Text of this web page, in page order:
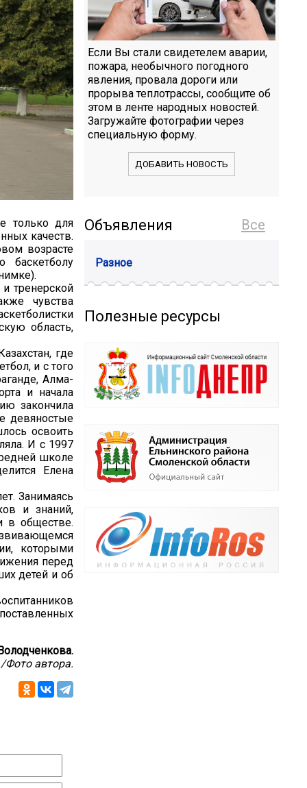
только для
качеств.
возрасте
тренерской
чувства
область,
где
и с того
Алма-
и начала
закончила
девяностые
освоить
И с 1997
школе
Елена
Занимаясь
и знаний,
в обществе.
которыми
перед
детей и об
/Фото автора.
Если Вы стали свидетелем аварии,
пожара, необычного погодного
явления, провала дороги или
прорыва теплотрассы, сообщите об
этом в ленте народных новостей.
Загружайте фотографии через
специальную форму.
ДОБАВИТЬ НОВОСТЬ
Все
Объявления
Разное
Полезные ресурсы